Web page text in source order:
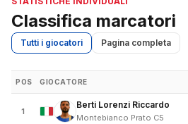
Classifica marcatori
Tutti i giocatori Pagina completa
POS GIOCATORE
1
Berti Lorenzi Riccardo
Montebianco Prato C5